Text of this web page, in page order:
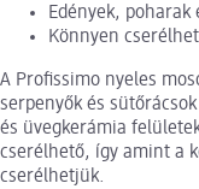
Edények,
Könnyen
A Profissimo nyeles
serpenyők és
és üvegkerámia
cserélhető, így amint a
cserélhetjük.